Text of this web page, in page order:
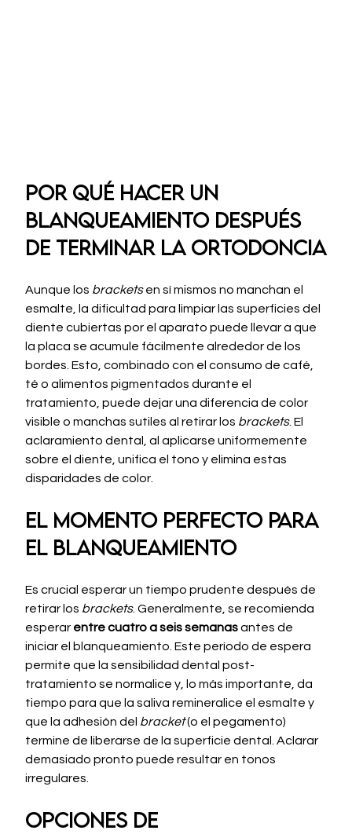
Por qué hacer un
blanqueamiento después
de terminar la ortodoncia
Aunque los brackets en sí mismos no manchan el
esmalte, la dificultad para limpiar las superficies del
diente cubiertas por el aparato puede llevar a que
la placa se acumule fácilmente alrededor de los
bordes. Esto, combinado con el consumo de café,
té o alimentos pigmentados durante el
tratamiento, puede dejar una diferencia de color
visible o manchas sutiles al retirar los brackets. El
aclaramiento dental, al aplicarse uniformemente
sobre el diente, unifica el tono y elimina estas
disparidades de color.
El momento perfecto para
el blanqueamiento
Es crucial esperar un tiempo prudente después de
retirar los brackets. Generalmente, se recomienda
esperar entre cuatro a seis semanas antes de
iniciar el blanqueamiento. Este período de espera
permite que la sensibilidad dental post-
tratamiento se normalice y, lo más importante, da
tiempo para que la saliva remineralice el esmalte y
que la adhesión del bracket (o el pegamento)
termine de liberarse de la superficie dental. Aclarar
demasiado pronto puede resultar en tonos
irregulares.
Opciones de